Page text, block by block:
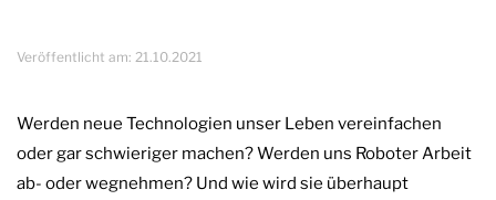
Veröffentlicht am: 21.10.2021
Werden neue Technologien unser Leben vereinfachen
oder gar schwieriger machen? Werden uns Roboter Arbeit
ab- oder wegnehmen? Und wie wird sie überhaupt